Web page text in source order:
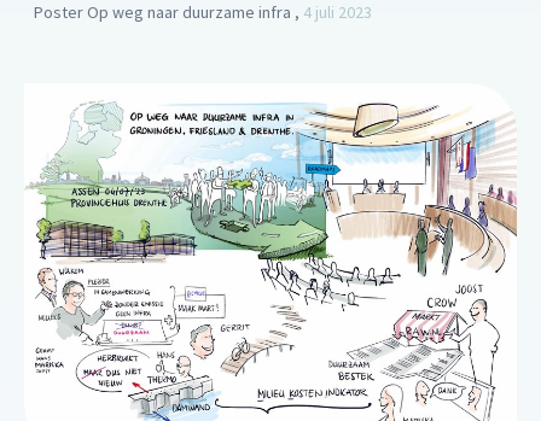
Poster Op weg naar duurzame infra , 4 juli 2023